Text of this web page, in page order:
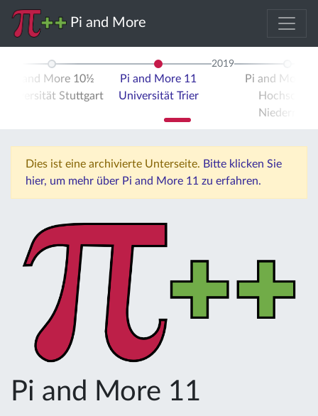
Pi and More
Pi and More 10½
Universität Stuttgart
Pi and More 11
Universität Trier
2019
Pi and More
Hochschule
Niederrhein
Dies ist eine archivierte Unterseite. Bitte klicken Sie
hier, um mehr über Pi and More 11 zu erfahren.
Pi and More 11